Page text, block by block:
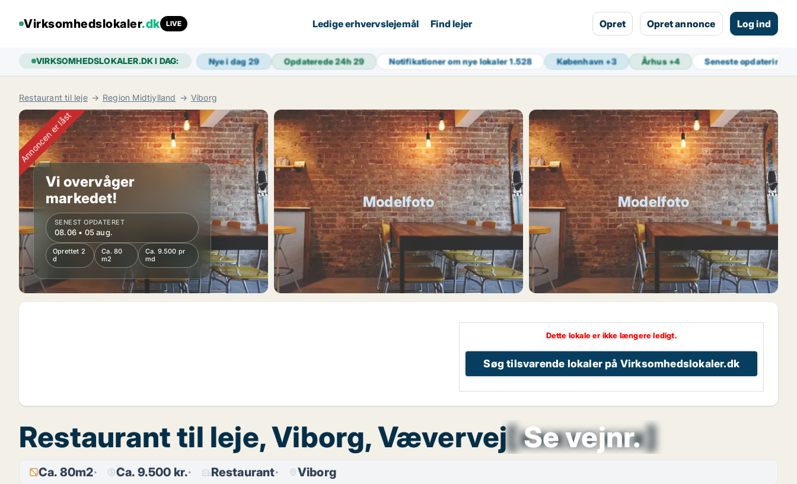
Virksomhedslokaler.dk LIVE Ledige erhvervslejemål Find lejer Opret Opret annonce Log ind
VIRKSOMHEDSLOKALER.DK I DAG: Nye i dag 29 Opdaterede 24h29 Notifikationer om nye lokaler1.528 København+3 Århus+4 Seneste opdatering
Restaurant til leje Region Midtjylland Viborg
Vi overvåger
markedet!
SENEST OPDATERET
08.06 • 05 aug.
Oprettet 2
d
Ca. 80
m2
Ca. 9.500 pr
md
Modelfoto Modelfoto
Annoncen er låst
Dette lokale er ikke længere ledigt.
Søg tilsvarende lokaler på Virksomhedslokaler.dk
Restaurant til leje, Viborg, Vævervej Se vejnr.
[xxxxxxxx]
Ca. 80m2 Ca. 9.500 kr. Restaurant Viborg